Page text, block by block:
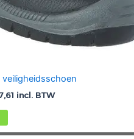
incl. BTW
Dit
product